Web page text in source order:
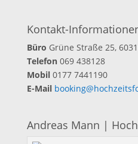
Kontakt-
Büro Grüne Straße 25,
Telefon069 438128
Mobil0177 7441190
E-Mail
Andreas Mann |